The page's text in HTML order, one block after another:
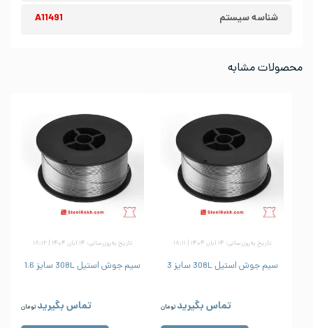
شناسه سیستم A11491
محصولات مشابه
تاریخ به‌روزرسانی: ۱۴ آبان ۱۴۰۴ | ۱۸:۱۱
سیم جوش استیل 308L سایز 3
تماس بگیرید تومان
تاریخ به‌روزرسانی: ۱۴ آبان ۱۴۰۴ | ۱۸:۱۲
سیم جوش استیل 308L سایز 1.6
تماس بگیرید تومان